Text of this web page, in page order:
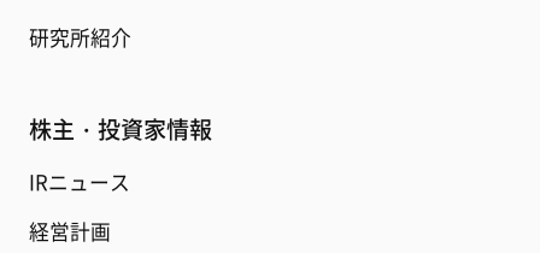
研究所紹介
株主・投資家情報
IRニュース
経営計画